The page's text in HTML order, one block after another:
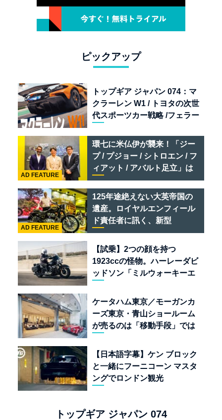
ピックアップ
トップギア ジャパン 074：マ
クラーレン W1 / トヨタの次世
代スポーツカー戦略 /フェラー
リオ /ベントレー スーパース
ポーツ
環七に米仏伊が襲来！「ジー
プ / プジョー / シトロエン / フ
ィアット / アバルト足立」は
クルマのセレクトショップで
ある
AD FEATURE
125年途絶えない大英帝国の
遺産。ロイヤルエンフィール
ド責任者に訊く、新型
「BULLET 650」と“時間の
質”を愛する理由
AD FEATURE
【試乗】2つの顔を持つ
1923ccの怪物。ハーレーダビ
ッドソン「ミルウォーキーエ
ケータハム東京／モーガンカ
ーズ東京・青山ショールーム
が売るのは「移動手段」では
【日本語字幕】ケン ブロック
と一緒にフーニコーン マスタ
ングでロンドン観光
トップギア ジャパン 074